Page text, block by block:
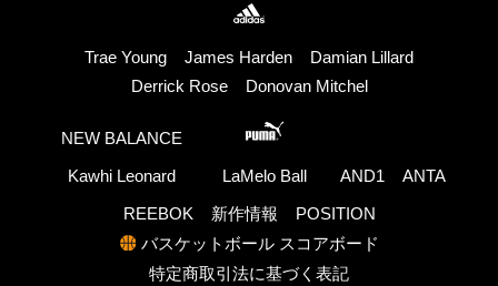
Trae Young James Harden
Damian Lillard
Derrick Rose
Donovan Mitchel
NEW BALANCE
Kawhi Leonard LaMelo Ball AND1 ANTA
REEBOK 新作情報
POSITION
バスケットボール スコアボード
特定商取引法に基づく表記